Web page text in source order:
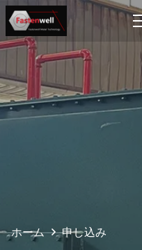
ホーム 申し込み